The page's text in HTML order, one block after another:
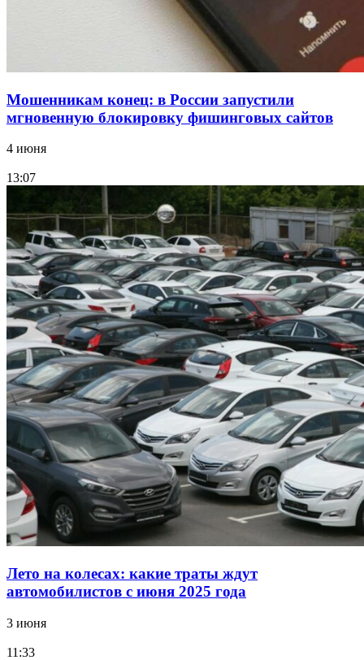
Мошенникам конец: в России запустили
мгновенную блокировку фишинговых сайтов
4 июня
13:07
Лето на колесах: какие траты ждут
автомобилистов с июня 2025 года
3 июня
11:33